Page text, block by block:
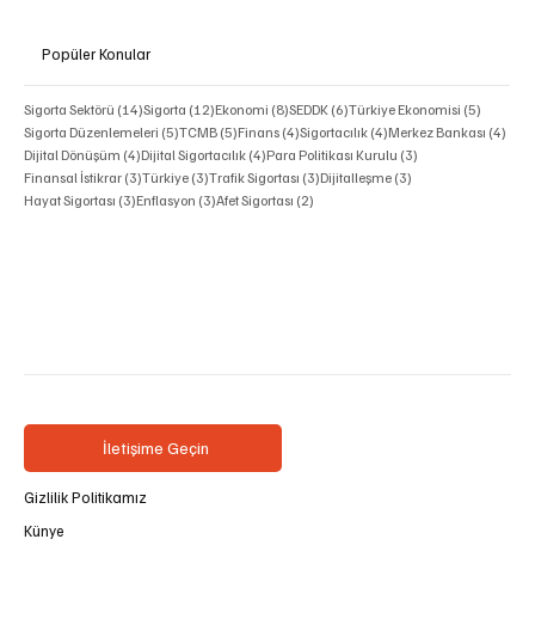
Popüler Konular
Sigorta Sektörü (14)14 yazı
Sigorta (12)12 yazı
Ekonomi (8)8 yazı
SEDDK (6)6 yazı
Türkiye Ekonomisi (5)
Sigorta Düzenlemeleri (5)5 yazı
TCMB (5)5 yazı
Finans (4)4 yazı
Sigortacılık (4)4 yazı
Merkez Bankası (4)
Dijital Dönüşüm (4)4 yazı
Dijital Sigortacılık (4)4 yazı
Para Politikası Kurulu (3)
Finansal İstikrar (3)3 yazı
Türkiye (3)3 yazı
Trafik Sigortası (3)3 yazı
Dijitalleşme (3)
Hayat Sigortası (3)3 yazı
Enflasyon (3)3 yazı
Afet Sigortası (2)
İletişime Geçin
Gizlilik Politikamız
Künye